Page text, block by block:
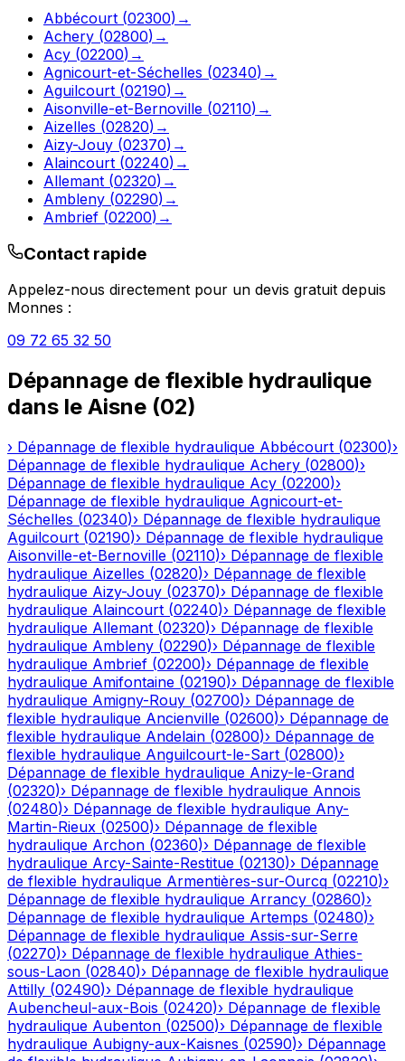
Abbécourt (02300) →
Achery (02800) →
Acy (02200) →
Agnicourt-et-Séchelles (02340) →
Aguilcourt (02190) →
Aisonville-et-Bernoville (02110) →
Aizelles (02820) →
Aizy-Jouy (02370) →
Alaincourt (02240) →
Allemant (02320) →
Ambleny (02290) →
Ambrief (02200) →
Contact rapide
Appelez-nous directement pour un devis gratuit depuis
Monnes :
09 72 65 32 50
Dépannage de flexible hydraulique
dans le Aisne (02)
› Dépannage de flexible hydraulique Abbécourt (02300)›
Dépannage de flexible hydraulique Achery (02800)›
Dépannage de flexible hydraulique Acy (02200)›
Dépannage de flexible hydraulique Agnicourt-et-
Séchelles (02340)› Dépannage de flexible hydraulique
Aguilcourt (02190)› Dépannage de flexible hydraulique
Aisonville-et-Bernoville (02110)› Dépannage de flexible
hydraulique Aizelles (02820)› Dépannage de flexible
hydraulique Aizy-Jouy (02370)› Dépannage de flexible
hydraulique Alaincourt (02240)› Dépannage de flexible
hydraulique Allemant (02320)› Dépannage de flexible
hydraulique Ambleny (02290)› Dépannage de flexible
hydraulique Ambrief (02200)› Dépannage de flexible
hydraulique Amifontaine (02190)› Dépannage de flexible
hydraulique Amigny-Rouy (02700)› Dépannage de
flexible hydraulique Ancienville (02600)› Dépannage de
flexible hydraulique Andelain (02800)› Dépannage de
flexible hydraulique Anguilcourt-le-Sart (02800)›
Dépannage de flexible hydraulique Anizy-le-Grand
(02320)› Dépannage de flexible hydraulique Annois
(02480)› Dépannage de flexible hydraulique Any-
Martin-Rieux (02500)› Dépannage de flexible
hydraulique Archon (02360)› Dépannage de flexible
hydraulique Arcy-Sainte-Restitue (02130)› Dépannage
de flexible hydraulique Armentières-sur-Ourcq (02210)›
Dépannage de flexible hydraulique Arrancy (02860)›
Dépannage de flexible hydraulique Artemps (02480)›
Dépannage de flexible hydraulique Assis-sur-Serre
(02270)› Dépannage de flexible hydraulique Athies-
sous-Laon (02840)› Dépannage de flexible hydraulique
Attilly (02490)› Dépannage de flexible hydraulique
Aubencheul-aux-Bois (02420)› Dépannage de flexible
hydraulique Aubenton (02500)› Dépannage de flexible
hydraulique Aubigny-aux-Kaisnes (02590)› Dépannage